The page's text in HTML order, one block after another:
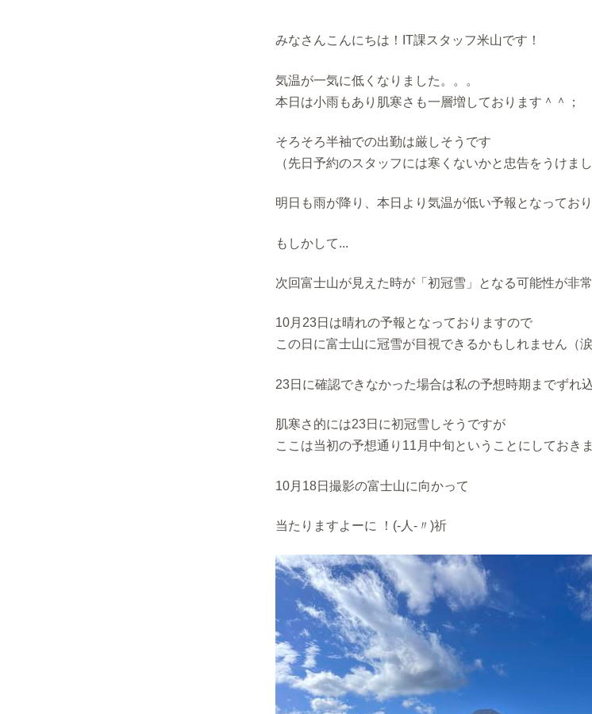
みなさんこんにちは！IT課スタッフ米山です！
気温が一気に低くなりました。。。
本日は小雨もあり肌寒さも一層増しております＾＾；
そろそろ半袖での出勤は厳しそうです
（先日予約のスタッフには寒くないかと忠告をうけま
明日も雨が降り、本日より気温が低い予報となってお
もしかして...
次回富士山が見えた時が「初冠雪」となる可能性が非
10月23日は晴れの予報となっておりますので
この日に富士山に冠雪が目視できるかもしれません（涙
23日に確認できなかった場合は私の予想時期までずれ
肌寒さ的には23日に初冠雪しそうですが
ここは当初の予想通り11月中旬ということにしておき
10月18日撮影の富士山に向かって
当たりますよーに ！(-人-〃)祈